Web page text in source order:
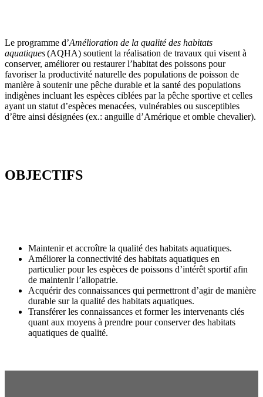
Le programme d’Amélioration de la qualité des habitats
aquatiques(AQHA) soutient la réalisation de travaux qui visent à
conserver, améliorer ou restaurer l’habitat des poissons pour
favoriser la productivité naturelle des populations de poisson de
manière à soutenir une pêche durable et la santé des populations
indigènes incluant les espèces ciblées par la pêche sportive et celles
ayant un statut d’espèces menacées, vulnérables ou susceptibles
d’être ainsi désignées (ex.: anguille d’Amérique et omble chevalier).
OBJECTIFS
Maintenir et accroître la qualité des habitats aquatiques.
Améliorer la connectivité des habitats aquatiques en
particulier pour les espèces de poissons d’intérêt sportif afin
de maintenir l’allopatrie.
Acquérir des connaissances qui permettront d’agir de manière
durable sur la qualité des habitats aquatiques.
Transférer les connaissances et former les intervenants clés
quant aux moyens à prendre pour conserver des habitats
aquatiques de qualité.